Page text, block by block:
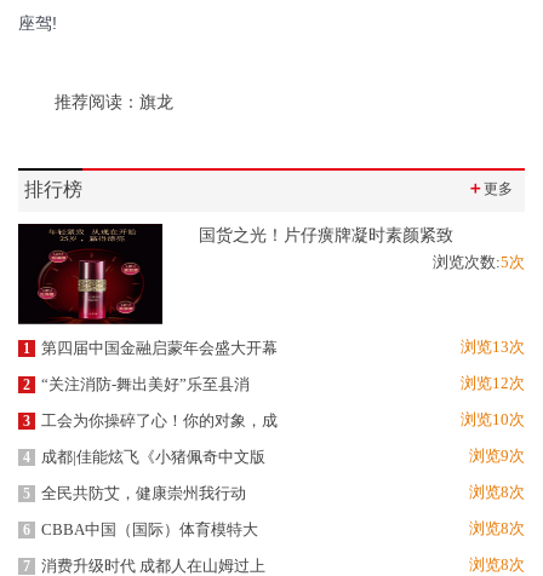
座驾!
推荐阅读： 旗龙
排行榜 ＋更多
国货之光！片仔癀牌凝时素颜紧致
浏览次数:5次
1 第四届中国金融启蒙年会盛大开幕 浏览13次
2 “关注消防-舞出美好”乐至县消 浏览12次
3 工会为你操碎了心！你的对象，成 浏览10次
4 成都|佳能炫飞《小猪佩奇中文版 浏览9次
5 全民共防艾，健康崇州我行动 浏览8次
6 CBBA中国（国际）体育模特大 浏览8次
7 消费升级时代 成都人在山姆过上 浏览8次